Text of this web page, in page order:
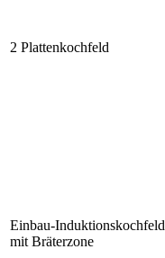
2 Plattenkochfeld
Einbau-Induktionskochfeld
mit Bräterzone